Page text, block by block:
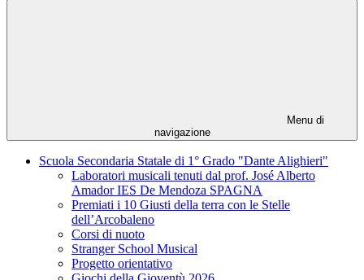
Menu di
navigazione
Scuola Secondaria Statale di 1° Grado "Dante Alighieri"
Laboratori musicali tenuti dal prof. José Alberto
Amador IES De Mendoza SPAGNA
Premiati i 10 Giusti della terra con le Stelle
dell’Arcobaleno
Corsi di nuoto
Stranger School Musical
Progetto orientativo